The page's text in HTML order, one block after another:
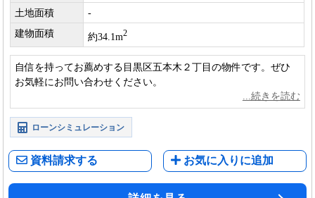
土地面積
-
建物面積
約34.1m2
自信を持ってお薦めする目黒区五本木２丁目の物件です。ぜひ
お気軽にお問い合わせください。
ローンシミュレーション
資料請求する お気に入りに追加